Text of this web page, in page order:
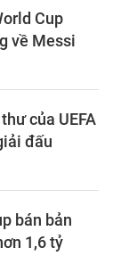
Cup
về Messi
của UEFA
đấu
bán bản
1,6 tỷ